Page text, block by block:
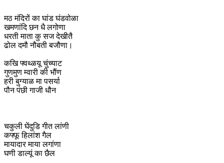
मठ मंदिरों का घांड घंडवोळा
खमणांदि छन धै लगोणा
धरती माता कु सज देखीतै
ढोल दमौ नौबती बजौणा।
कखि फ्वथ्ळयू चुंच्याट
गुणमुण म्वारी की भौंण
हरी बुग्याळ मा पसर्या
पौन पंछी गाजी धौन
चकुली घेंदुडि गीत लांणी
कफ्फू हिलांश गैल
मायादार माया लगांणा
घणी डाल्यूं का छैल